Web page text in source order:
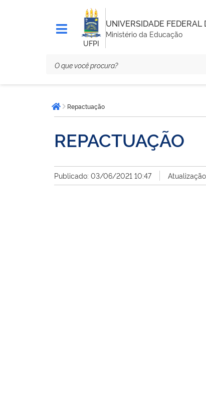
UFPI
UNIVERSIDADE FEDERAL
Ministério da Educação
está
aqui:Página inicial
Repactuação
REPACTUAÇÃO
Publicado: 03/06/2021 10:47